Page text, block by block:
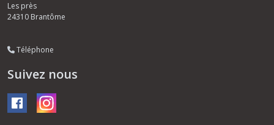
Les près
24310 Brantôme
Téléphone
Suivez nous